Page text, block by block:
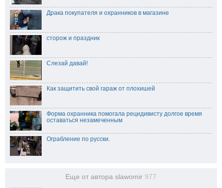
Драка покупателя и охранников в магазине
сторож и праздник
Слезай давай!
Как защитить свой гараж от плохишей
Форма охранника помогала рецидивисту долгое время
оставаться незамеченным
Ограбление по русски.
Еще от автора slawomir 977